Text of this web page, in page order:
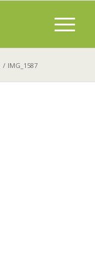
/ IMG_1587